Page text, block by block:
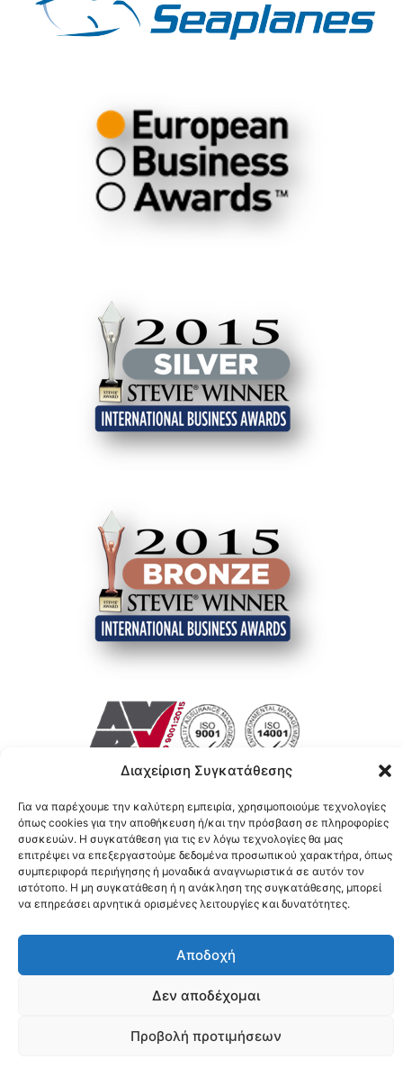
Διαχείριση Συγκατάθεσης
Για να παρέχουμε την καλύτερη εμπειρία, χρησιμοποιούμε τεχνολογίες
όπως cookies για την αποθήκευση ή/και την πρόσβαση σε πληροφορίες
συσκευών. Η συγκατάθεση για τις εν λόγω τεχνολογίες θα μας
επιτρέψει να επεξεργαστούμε δεδομένα προσωπικού χαρακτήρα, όπως
συμπεριφορά περιήγησης ή μοναδικά αναγνωριστικά σε αυτόν τον
ιστότοπο. Η μη συγκατάθεση ή η ανάκληση της συγκατάθεσης, μπορεί
να επηρεάσει αρνητικά ορισμένες λειτουργίες και δυνατότητες.
Αποδοχή
Δεν αποδέχομαι
Προβολή προτιμήσεων
© COPYRIGHT 2026 - ALL RIGHTS
RESERVED.